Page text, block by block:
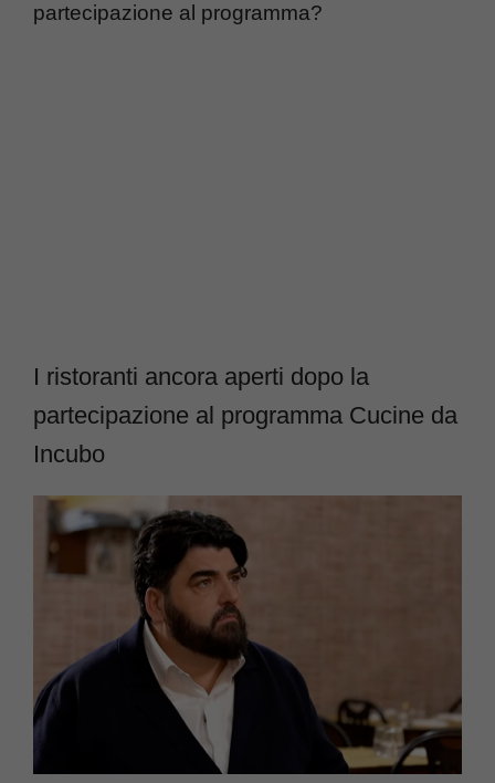
partecipazione al programma?
I ristoranti ancora aperti dopo la
partecipazione al programma Cucine da
Incubo